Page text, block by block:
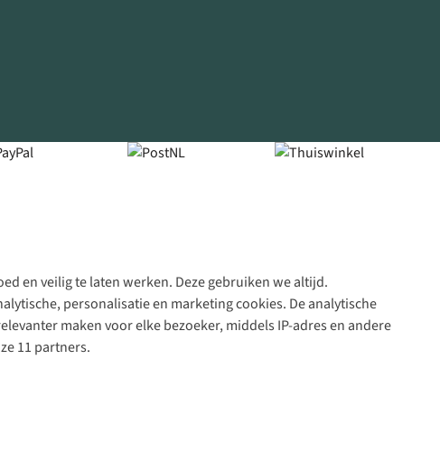
en veilig te laten werken. Deze gebruiken we altijd.
personalisatie en marketing cookies. De analytische
maken voor elke bezoeker, middels IP-adres en andere
11 partners.